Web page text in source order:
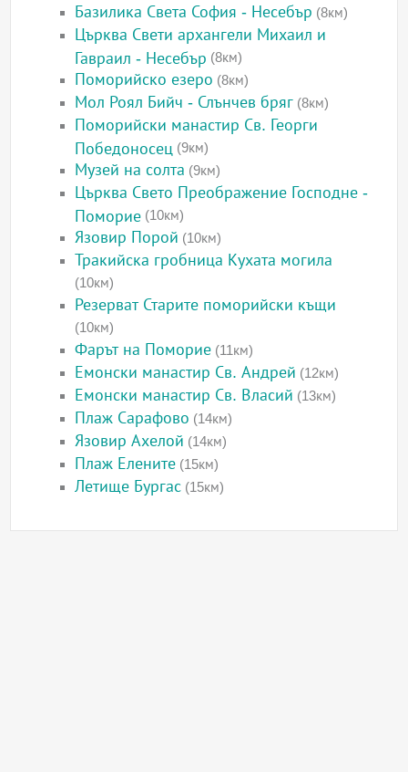
Базилика Света София - Несебър (8км)
Църква Свети архангели Михаил и
Гавраил - Несебър (8км)
Поморийско езеро (8км)
Мол Роял Бийч - Слънчев бряг (8км)
Поморийски манастир Св. Георги
Победоносец (9км)
Музей на солта (9км)
Църква Свето Преображение Господне -
Поморие (10км)
Язовир Порой (10км)
Тракийска гробница Кухата могила
(10км)
Резерват Старите поморийски къщи
(10км)
Фарът на Поморие (11км)
Емонски манастир Св. Андрей (12км)
Емонски манастир Св. Власий (13км)
Плаж Сарафово (14км)
Язовир Ахелой (14км)
Плаж Елените (15км)
Летище Бургас (15км)